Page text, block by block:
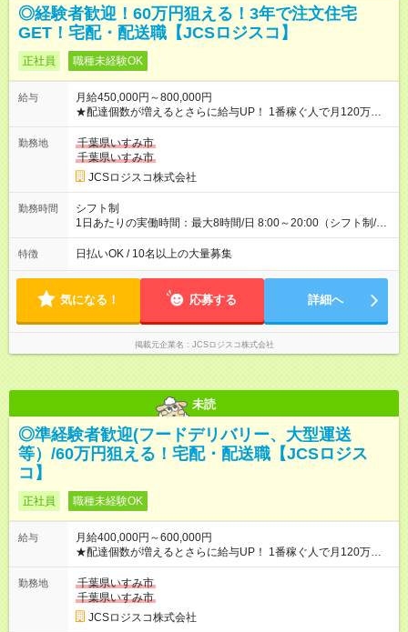
◎経験者歓迎！60万円狙える！3年で注文住宅
GET！宅配・配送職【JCSロジスコ】
正社員 職種未経験OK
給与
月給450,000円～800,000円
★配達個数が増えるとさらに給与UP！ 1番稼ぐ人で月120万ほ
ど！ ・主要都市エリア 月収55万円／週5日稼働 月収65万~112
万円／週6日稼働 ・地方郊外エリア 月収40万円／週5日稼働 月
収40万円~50万円／週6日稼働 ＜モデルイメージ＞ ■月収50万
円 (27歳男性/江東区在住)※元建築関係 1日150個配達×25日勤務
(日休み) ■月収80万円(43歳男性/墨田区在住)※元営業 1日200個
勤務地
千葉県いすみ市
千葉県いすみ市
JCSロジスコ株式会社
勤務時間
シフト制
1日あたりの実働時間：最大8時間/日 8:00～20:00（シフト制/実
働8時間） ※週5日勤務（場所次第では週4も有り） ※配達状況に
よって時間外での勤務可能性有り ※案件により多少の前後あり
特徴 日払いOK / 10名以上の大量募集
気になる！ 応募する 詳細へ
掲載元企業名 JCSロジスコ株式会社
未読
◎準経験者歓迎(フードデリバリー、大型運送
等）/60万円狙える！宅配・配送職【JCSロジス
コ】
正社員 職種未経験OK
給与
月給400,000円～600,000円
★配達個数が増えるとさらに給与UP！ 1番稼ぐ人で月120万ほ
ど！ ・主要都市エリア 月収55万円／週5日稼働 月収65万~112
万円／週6日稼働 ・地方郊外エリア 月収40万円／週5日稼働 月
収40万円~50万円／週6日稼働 ＜モデルイメージ＞ ■月収50万
円 (27歳男性/江東区在住)※元建築関係 1日150個配達×25日勤務
(日休み) ■月収80万円(43歳男性/墨田区在住)※元営業 1日200個
勤務地
千葉県いすみ市
千葉県いすみ市
JCSロジスコ株式会社